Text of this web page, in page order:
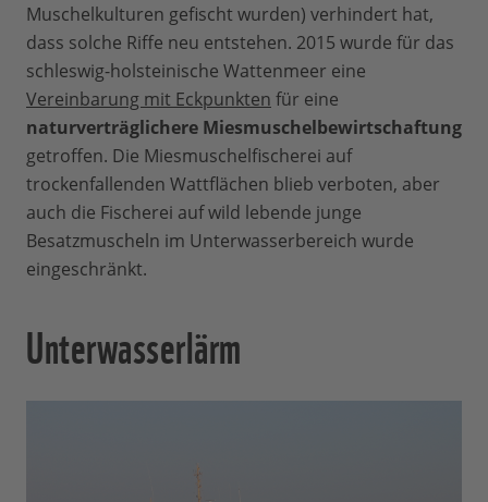
Muschelkulturen gefischt wurden) verhindert hat,
dass solche Riffe neu entstehen. 2015 wurde für das
schleswig-holsteinische Wattenmeer eine
Vereinbarung mit Eckpunkten für eine
naturverträglichere Miesmuschelbewirtschaftung
getroffen. Die Miesmuschelfischerei auf
trockenfallenden Wattflächen blieb verboten, aber
auch die Fischerei auf wild lebende junge
Besatzmuscheln im Unterwasserbereich wurde
eingeschränkt.
Unterwasserlärm